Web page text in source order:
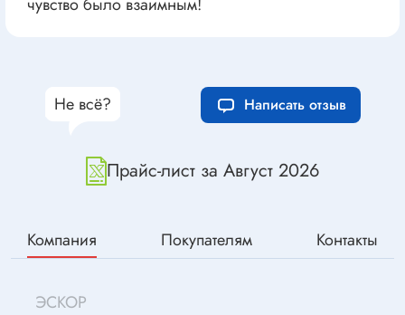
Прайс-лист за Август 2026
Не всё? Написать отзыв
Компания Покупателям Контакты
ЭСКОР